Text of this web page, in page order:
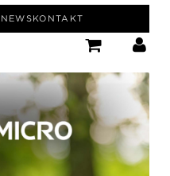
NEWSKONTAKT